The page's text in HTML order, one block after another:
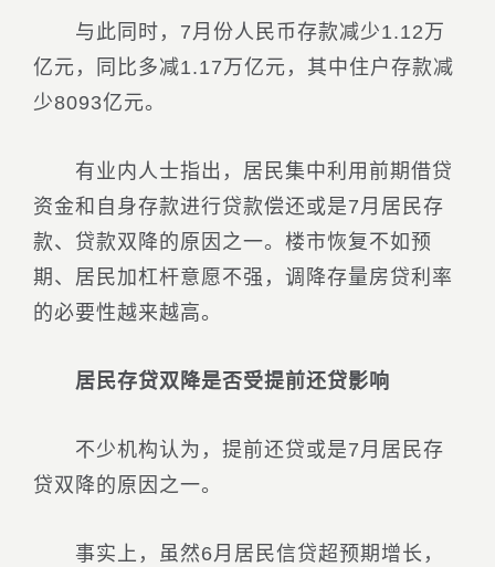
与此同时，7月份人民币存款减少1.12万
亿元，同比多减1.17万亿元，其中住户存款减
少8093亿元。
有业内人士指出，居民集中利用前期借贷
资金和自身存款进行贷款偿还或是7月居民存
款、贷款双降的原因之一。楼市恢复不如预
期、居民加杠杆意愿不强，调降存量房贷利率
的必要性越来越高。
居民存贷双降是否受提前还贷影响
不少机构认为，提前还贷或是7月居民存
贷双降的原因之一。
事实上，虽然6月居民信贷超预期增长，